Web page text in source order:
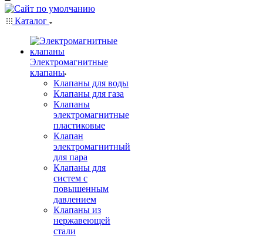
Каталог
Электромагнитные
клапаны
Клапаны для воды
Клапаны для газа
Клапаны
электромагнитные
пластиковые
Клапан
электромагнитный
для пара
Клапаны для
систем с
повышенным
давлением
Клапаны из
нержавеющей
стали